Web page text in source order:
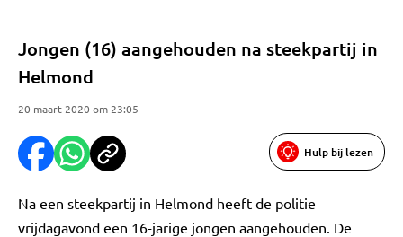
Jongen (16) aangehouden na steekpartij in
Helmond
20 maart 2020 om 23:05
Hulp bij lezen
Na een steekpartij in Helmond heeft de politie
vrijdagavond een 16-jarige jongen aangehouden. De